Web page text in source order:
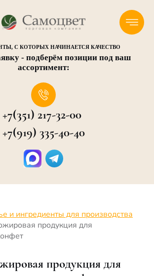
С КОТОРЫХ НАЧИНАЕТСЯ КАЧЕСТВО
- подберём позиции под ваш
ассортимент:
+7(351) 217-32-00
+7(919) 335-40-40
и ингредиенты для производства
продукция для
продукция для